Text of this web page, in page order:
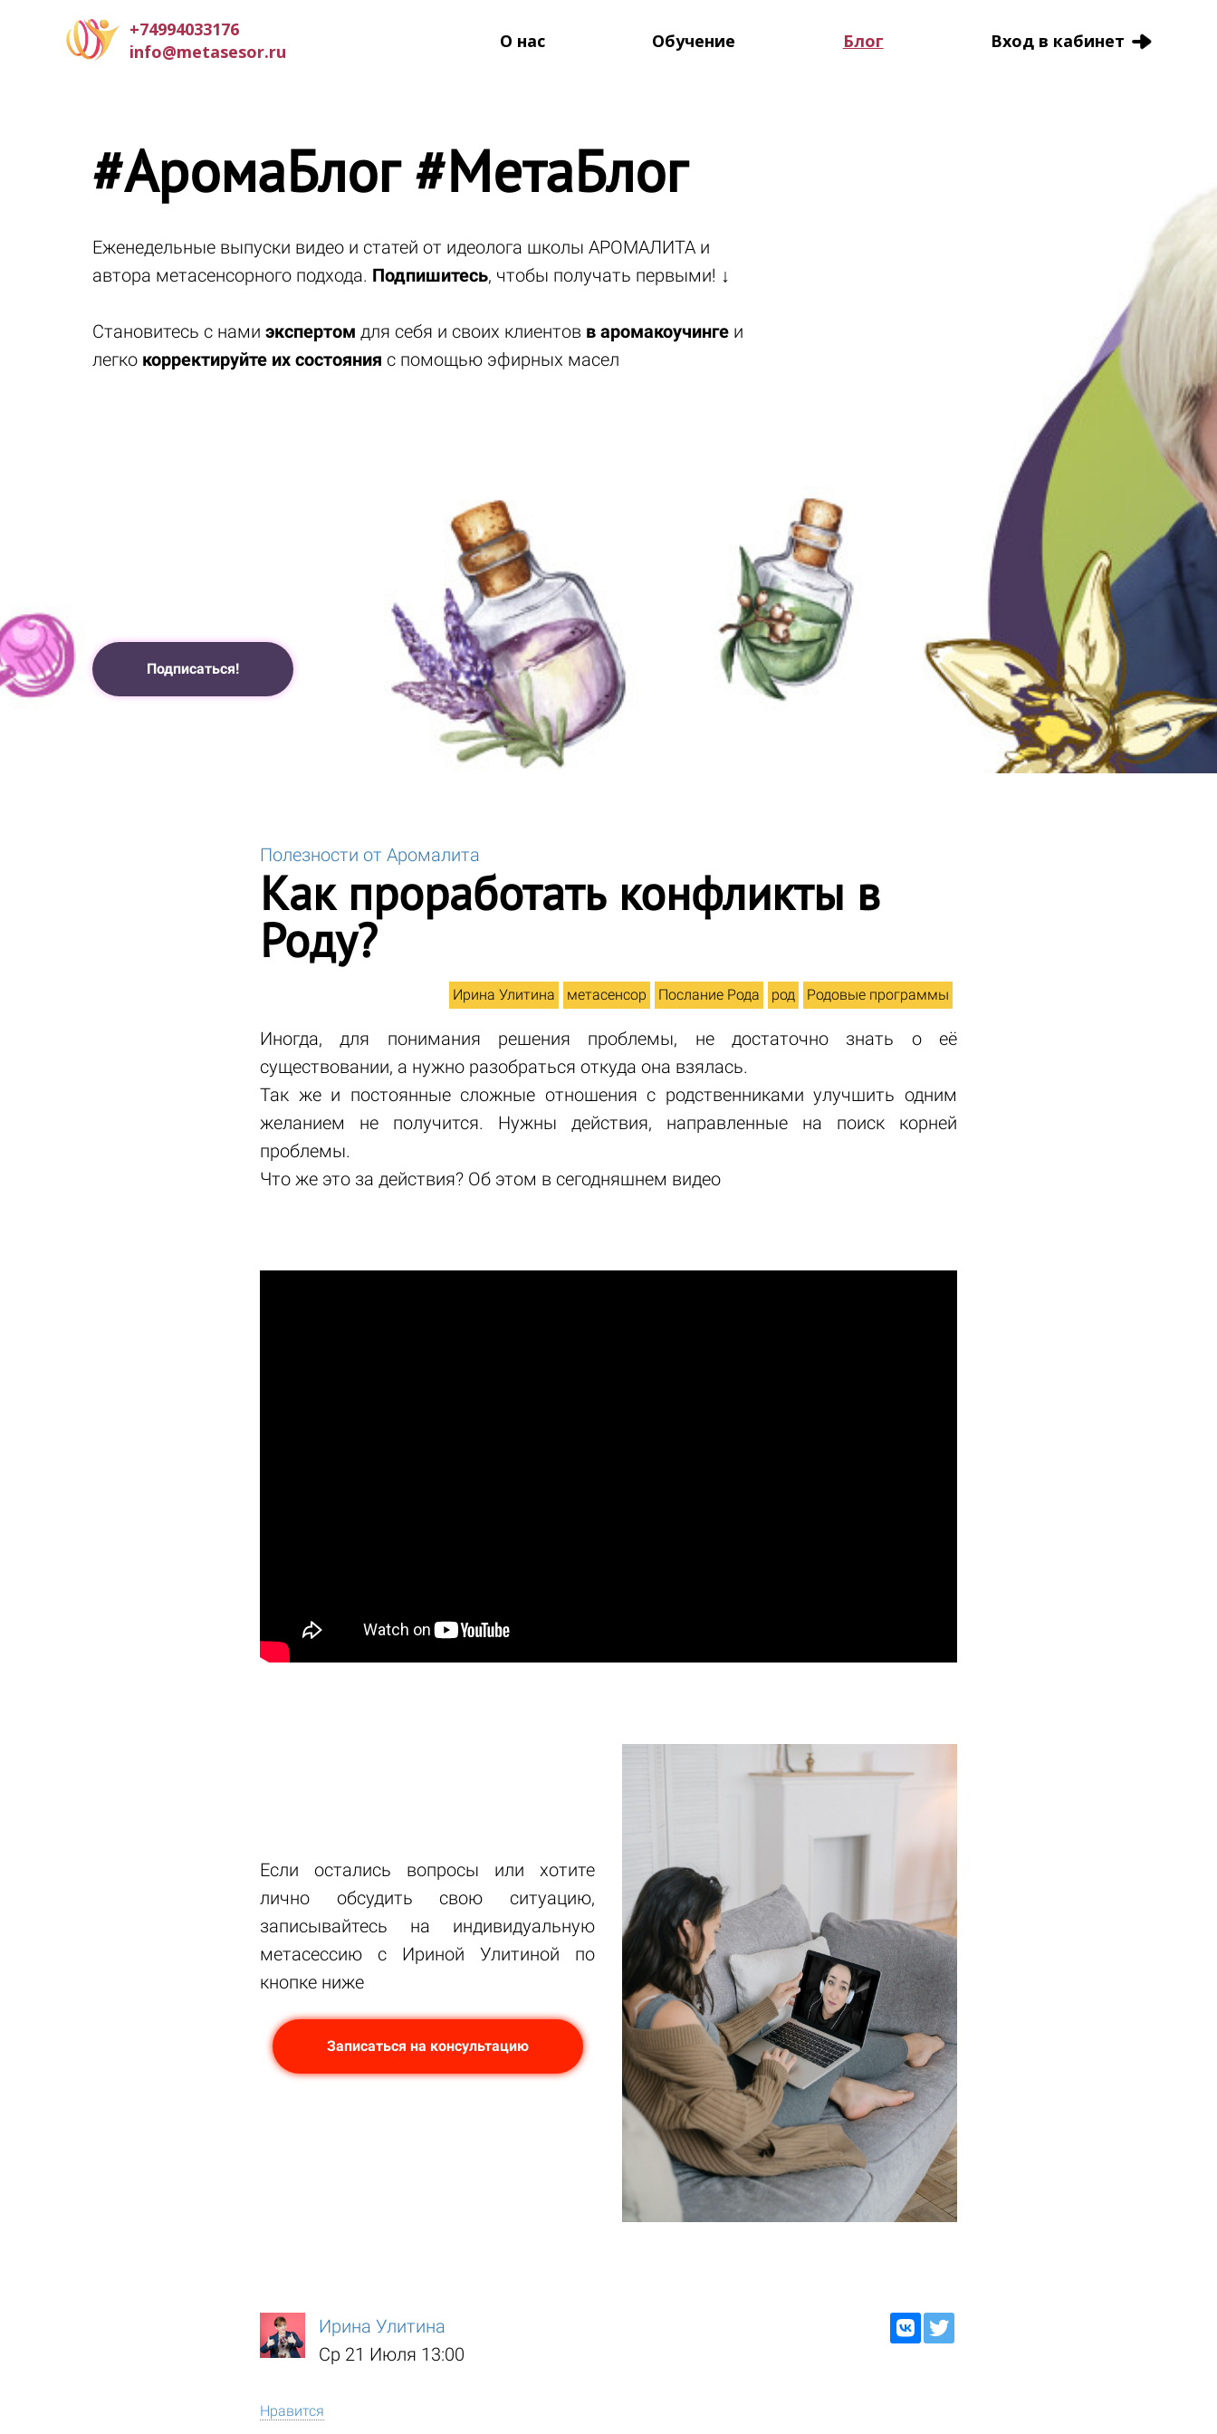
+74994033176
info@metasesor.ru
О нас Обучение Блог Вход в кабинет
#АромаБлог #МетаБлог
Еженедельные выпуски видео и статей от идеолога школы АРОМАЛИТА и
автора метасенсорного подхода. Подпишитесь, чтобы получать первыми! ↓
Становитесь с нами экспертом для себя и своих клиентов в аромакоучинге и
легко корректируйте их состояния с помощью эфирных масел
Подписаться!
Полезности от Аромалита
Как проработать конфликты в
Роду?
Ирина Улитина метасенсор Послание Рода род Родовые программы
Иногда, для понимания решения проблемы, не достаточно знать о её
существовании, а нужно разобраться откуда она взялась.
Так же и постоянные сложные отношения с родственниками улучшить одним
желанием не получится. Нужны действия, направленные на поиск корней
проблемы.
Что же это за действия? Об этом в сегодняшнем видео
Если остались вопросы или хотите
лично обсудить свою ситуацию,
записывайтесь на индивидуальную
метасессию с Ириной Улитиной по
кнопке ниже
Записаться на консультацию
Ирина Улитина
Ср 21 Июля 13:00
Нравится